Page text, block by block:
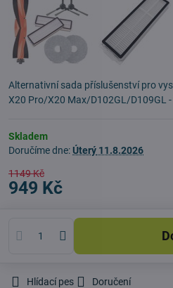
Alternativní sada příslušenství pro
X20 Pro/X20 Max/D102GL/D109GL
Skladem
Doručíme dne:Úterý 11.8.2026
1149 Kč
949 Kč
Hlídací pes Doručení